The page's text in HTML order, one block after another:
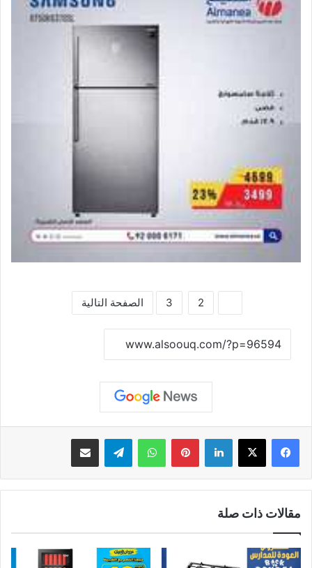
2
3 الصفحة التالية
لينكدإن بينتيريستواتساب تيلقرام مشاركة عبر البريد
مقالات ذات صلة